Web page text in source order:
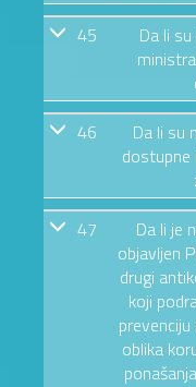
45
Da li
46
Da li su
47
Da li je
objavljen
drugi
koji
oblika